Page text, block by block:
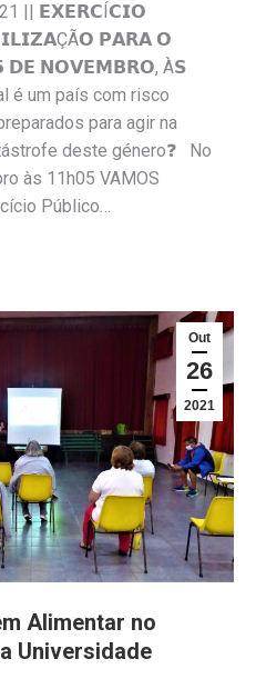
|| 𝗘𝗫𝗘𝗥𝗖Í𝗖𝗜𝗢
𝗣𝗔𝗥𝗔 𝗢
𝗗𝗘 𝗡𝗢𝗩𝗘𝗠𝗕𝗥𝗢, À𝗦
um país com risco
para agir na
deste género❓ No
às 11h05 VAMOS
Público…
Out
26
2021
Alimentar no
Universidade